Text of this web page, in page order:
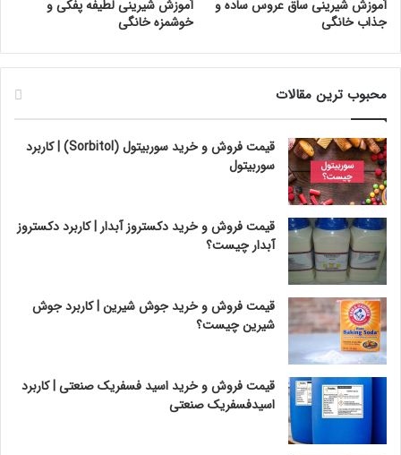
آموزش شیرینی ساق عروس ساده و
جذاب خانگی
آموزش شیرینی لطیفه پفکی و
خوشمزه خانگی
محبوب ترین مقالات
قیمت فروش و خرید سوربیتول (Sorbitol) | کاربرد
سوربیتول
قیمت فروش و خرید دکستروز آبدار | کاربرد دکستروز
آبدار چیست؟
قیمت فروش و خرید جوش شیرین | کاربرد جوش
شیرین چیست؟
قیمت فروش و خرید اسید فسفریک صنعتی | کاربرد
اسیدفسفریک صنعتی